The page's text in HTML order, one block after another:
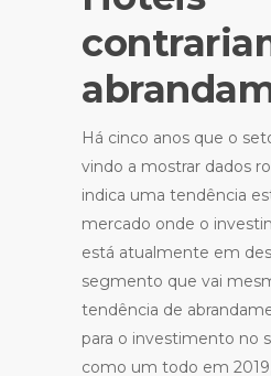
Há cinco anos que o
vindo a mostrar dados
indica uma tendência
mercado onde o
está atualmente em
segmento que vai
tendência de
para o investimento no
como um todo em